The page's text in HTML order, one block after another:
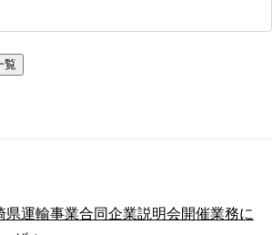
覧
県運輸事業合同企業説明会開催業務に